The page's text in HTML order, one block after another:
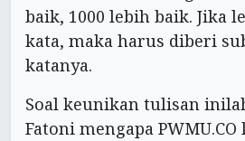
baik, 1000 lebih baik. Jika
kata, maka harus diberi
katanya.
Soal keunikan tulisan
Fatoni mengapa